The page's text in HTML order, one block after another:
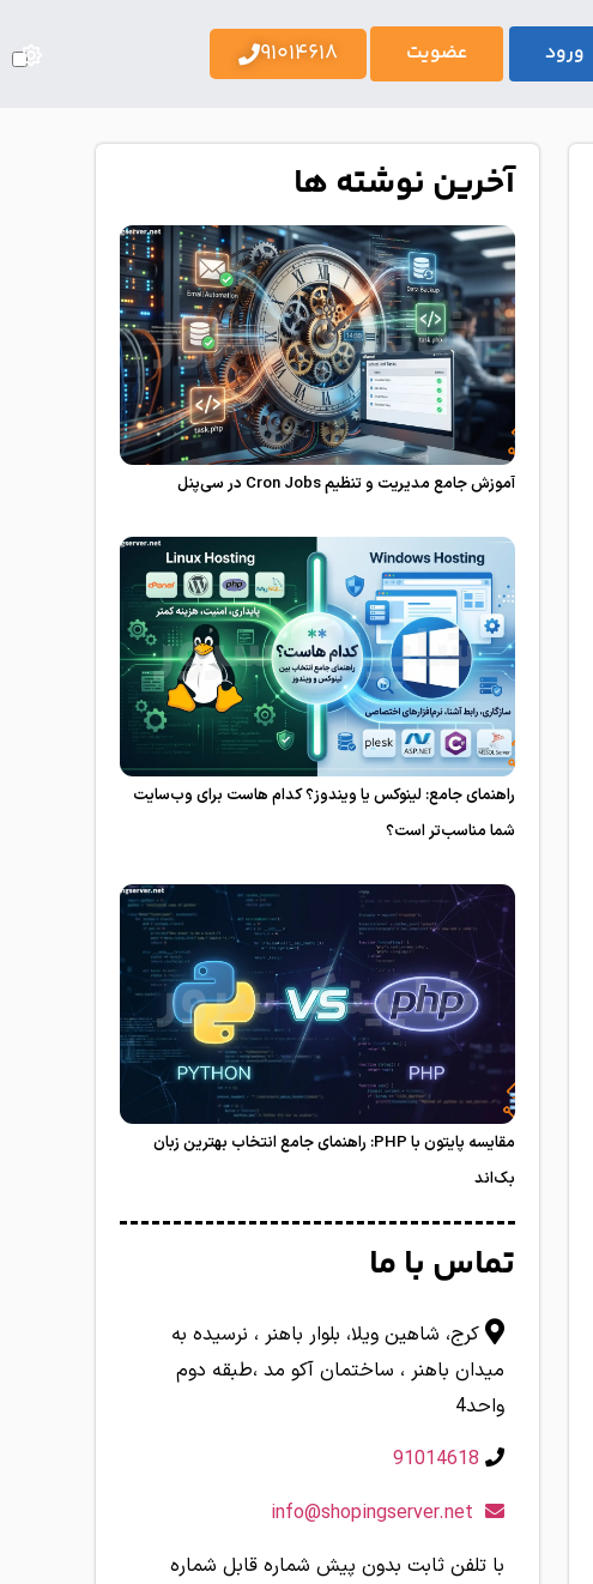
ورود عضویت 91014618
آخرین نوشته ها
آموزش جامع مدیریت و تنظیم Cron Jobs در سی‌پنل
راهنمای جامع: لینوکس یا ویندوز؟ کدام هاست برای وب‌سایت
شما مناسب‌تر است؟
مقایسه پایتون با PHP: راهنمای جامع انتخاب بهترین زبان
بک‌اند
تماس با ما
کرج، شاهین ویلا، بلوار باهنر ، نرسیده به
میدان باهنر ، ساختمان آکو مد ،طبقه دوم
واحد4
با تلفن ثابت بدون پیش شماره قابل شماره